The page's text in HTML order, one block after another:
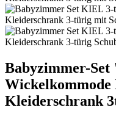
Babyzimmer-
Wickelkommode
Kleiderschrank